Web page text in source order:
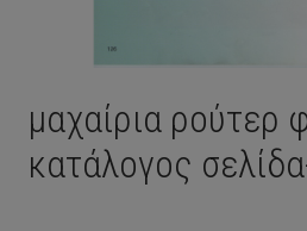
μαχαίρια ρούτερ
κατάλογος